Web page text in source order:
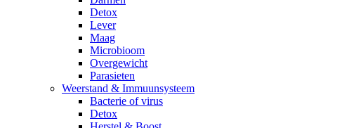
Detox
Lever
Maag
Microbioom
Overgewicht
Parasieten
Weerstand & Immuunsysteem
Bacterie of virus
Detox